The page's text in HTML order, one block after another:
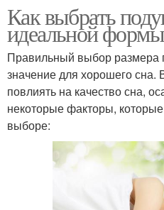
Как выбрать
идеальной
Правильный выбор
значение для хорошего
повлиять на качество сна,
некоторые факторы,
выборе: